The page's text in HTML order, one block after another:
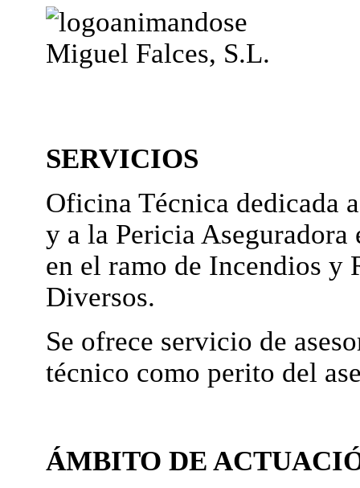
Miguel Falces, S.L.
SERVICIOS
Oficina Técnica dedicada
y a la Pericia Aseguradora
en el ramo de Incendios y
Diversos.
Se ofrece servicio de
técnico como perito del
ÁMBITO DE